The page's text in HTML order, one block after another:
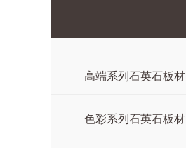
高端系列石英石板材
色彩系列石英石板材